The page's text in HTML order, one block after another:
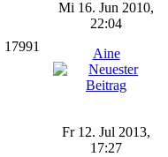
17991
Mi 16. Jun 2010,
22:04
Aine
Fr 12. Jul 2013,
17:27